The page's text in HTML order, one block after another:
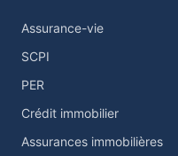
Assurance-vie
SCPI
PER
Crédit immobilier
Assurances immobilières